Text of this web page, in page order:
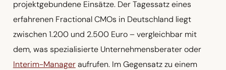
projektgebundene Einsätze. Der Tagessatz eines
erfahrenen Fractional CMOs in Deutschland liegt
zwischen 1.200 und 2.500 Euro – vergleichbar mit
dem, was spezialisierte Unternehmensberater oder
Interim-Manageraufrufen. Im Gegensatz zu einem